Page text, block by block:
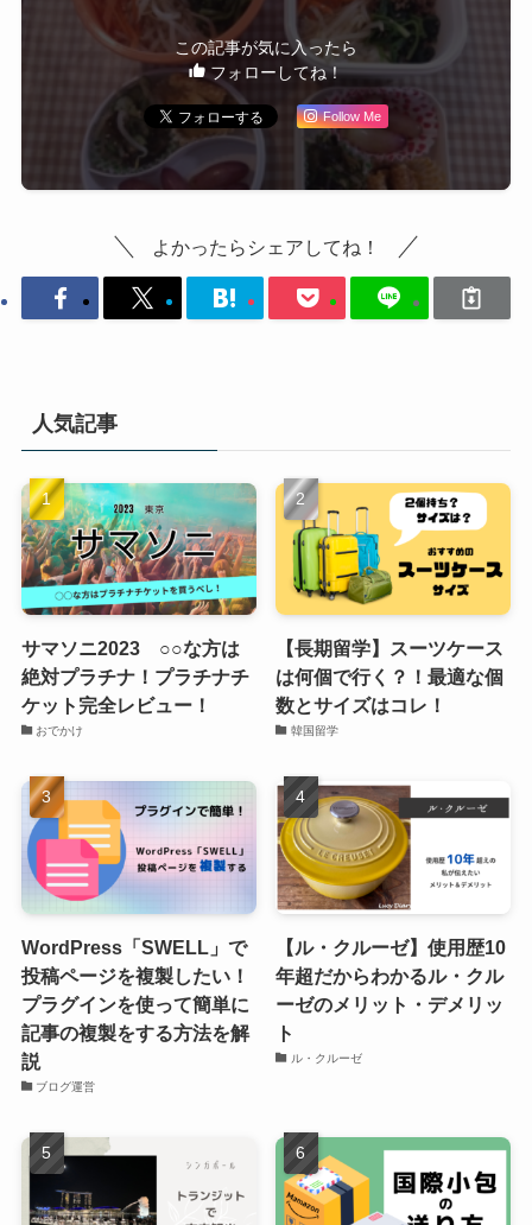
この記事が気に入ったら
フォローしてね！
Follow Me
よかったらシェアしてね！
人気記事
サマソニ2023 ○○な方は
絶対プラチナ！プラチナチ
ケット完全レビュー！
おでかけ
【長期留学】スーツケース
は何個で行く？！最適な個
数とサイズはコレ！
韓国留学
WordPress「SWELL」で
投稿ページを複製したい！
プラグインを使って簡単に
記事の複製をする方法を解
説
ブログ運営
【ル・クルーゼ】使用歴10
年超だからわかるル・クル
ーゼのメリット・デメリッ
ト
ル・クルーゼ